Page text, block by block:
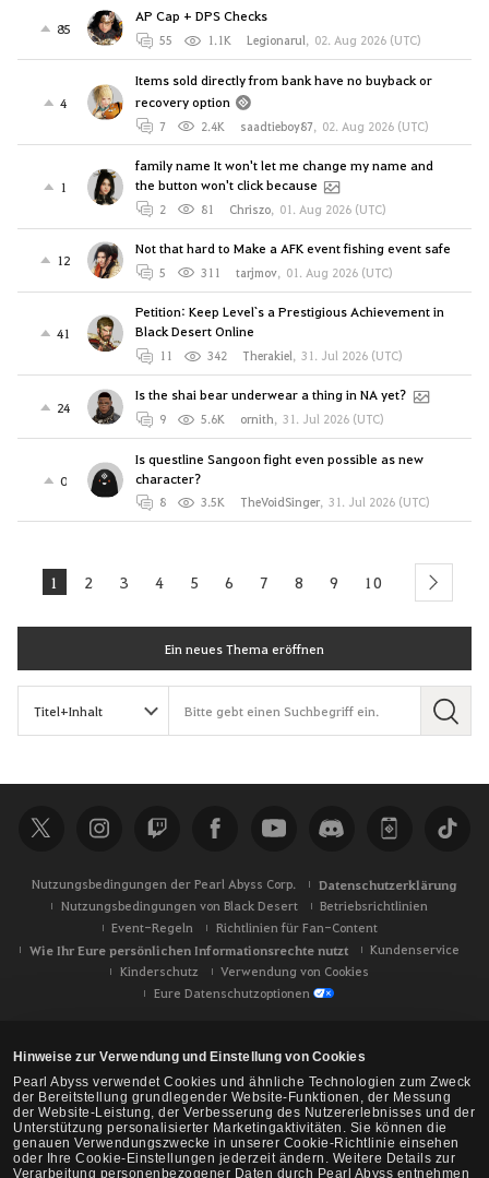
Hinweise zur Verwendung und Einstellung von Cookies
Pearl Abyss verwendet Cookies und ähnliche Technologien zum Zweck
der Bereitstellung grundlegender Website-Funktionen, der Messung
der Website-Leistung, der Verbesserung des Nutzererlebnisses und der
Unterstützung personalisierter Marketingaktivitäten. Sie können die
genauen Verwendungszwecke in unserer Cookie-Richtlinie einsehen
oder Ihre Cookie-Einstellungen jederzeit ändern. Weitere Details zur
Verarbeitung personenbezogener Daten durch Pearl Abyss entnehmen
85
AP Cap + DPS Checks
55 1.1K Legionarul, 02. Aug 2026 (UTC)
4
Items sold directly from bank have no buyback or
recovery option
7 2.4K saadtieboy87, 02. Aug 2026 (UTC)
1
family name It won't let me change my name and
the button won't click because
2 81 Chriszo, 01. Aug 2026 (UTC)
12
Not that hard to Make a AFK event fishing event safe
5 311 tarjmov, 01. Aug 2026 (UTC)
41
Petition: Keep Level`s a Prestigious Achievement in
Black Desert Online
11 342 Therakiel, 31. Jul 2026 (UTC)
24
Is the shai bear underwear a thing in NA yet?
9 5.6K ornith, 31. Jul 2026 (UTC)
0
Is questline Sangoon fight even possible as new
character?
8 3.5K TheVoidSinger, 31. Jul 2026 (UTC)
1 2 3 4 5 6 7 8 9 10 next
Ein neues Thema eröffnen
S
e
Nutzungsbedingungen der Pearl Abyss Corp. Datenschutzerklärung
Nutzungsbedingungen von Black Desert
Betriebsrichtlinien
Event-Regeln
Richtlinien für Fan-Content
Wie Ihr Eure persönlichen Informationsrechte nutzt
Kundenservice
Kinderschutz
Verwendung von Cookies
Eure Datenschutzoptionen